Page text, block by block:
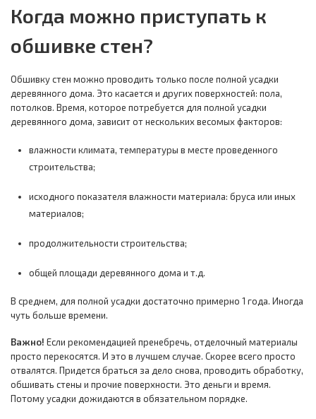
Когда можно приступать к
обшивке стен?
Обшивку стен можно проводить только после полной усадки
деревянного дома. Это касается и других поверхностей: пола,
потолков. Время, которое потребуется для полной усадки
деревянного дома, зависит от нескольких весомых факторов:
влажности климата, температуры в месте проведенного
строительства;
исходного показателя влажности материала: бруса или иных
материалов;
продолжительности строительства;
общей площади деревянного дома и т.д.
В среднем, для полной усадки достаточно примерно 1 года. Иногда
чуть больше времени.
Важно! Если рекомендацией пренебречь, отделочный материалы
просто перекосятся. И это в лучшем случае. Скорее всего просто
отвалятся. Придется браться за дело снова, проводить обработку,
обшивать стены и прочие поверхности. Это деньги и время.
Потому усадки дожидаются в обязательном порядке.